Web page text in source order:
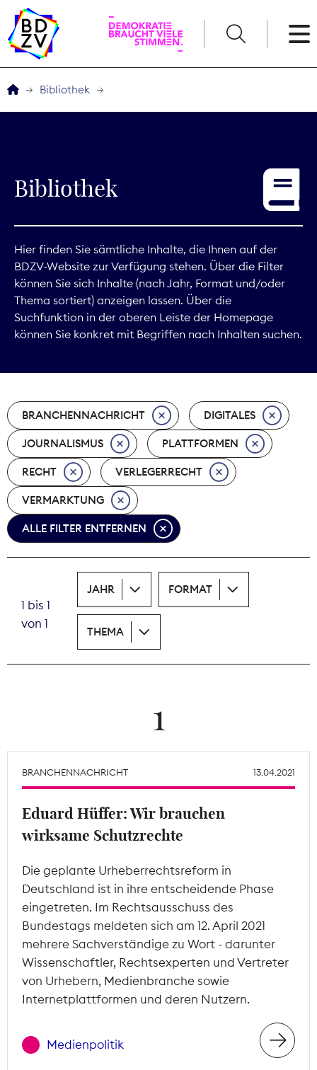
Service
Digitales
Kommunikation
Marktdaten
Nachhaltigkeit
Nachwuchs
Nova Award
Pressefreiheit
Print
Recht
Tarifpolitik
Theodor-Wolff-Preis
Mitgliederbereich
Bibliothek
Bibliothek
Hier finden Sie sämtliche Inhalte, die Ihnen auf der
BDZV-Website zur Verfügung stehen. Über die Filter
können Sie sich Inhalte (nach Jahr, Format und/oder
Thema sortiert) anzeigen lassen. Über die
Suchfunktion in der oberen Leiste der Homepage
können Sie konkret mit Begriffen nach Inhalten suchen.
BRANCHENNACHRICHT DIGITALES
JOURNALISMUS PLATTFORMEN
RECHT VERLEGERRECHT
VERMARKTUNG
ALLE FILTER ENTFERNEN
1 bis 1
von 1
JAHR FORMAT
THEMA
1
BRANCHENNACHRICHT 13.04.2021
Eduard Hüffer: Wir brauchen
wirksame Schutzrechte
Die geplante Urheberrechtsreform in
Deutschland ist in ihre entscheidende Phase
eingetreten. Im Rechtsausschuss des
Bundestags meldeten sich am 12. April 2021
mehrere Sachverständige zu Wort - darunter
Wissenschaftler, Rechtsexperten und Vertreter
von Urhebern, Medienbranche sowie
Internetplattformen und deren Nutzern.
Medienpolitik